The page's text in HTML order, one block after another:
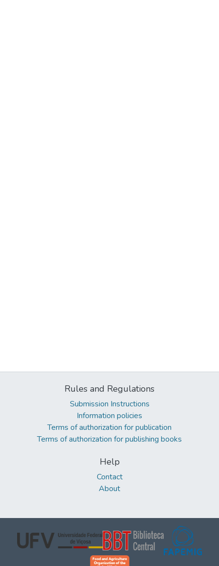
Rules and Regulations
Submission Instructions
Information policies
Terms of authorization for publication
Terms of authorization for publishing books
Help
Contact
About